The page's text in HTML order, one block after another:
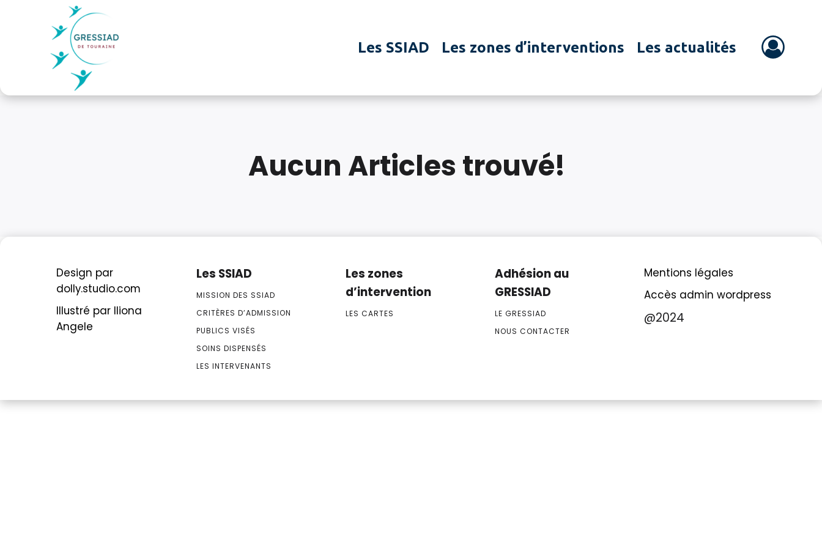
Les SSIAD Les zones d’interventions Les actualités
Aucun Articles trouvé!
Design par
dolly.studio.com
Illustré par Iliona
Angele
Les SSIAD
MISSION DES SSIAD
CRITÈRES D’ADMISSION
PUBLICS VISÉS
SOINS DISPENSÉS
LES INTERVENANTS
Les zones
d’intervention
LES CARTES
Adhésion au
GRESSIAD
LE GRESSIAD
NOUS CONTACTER
Mentions légales
Accès admin wordpress
@2024